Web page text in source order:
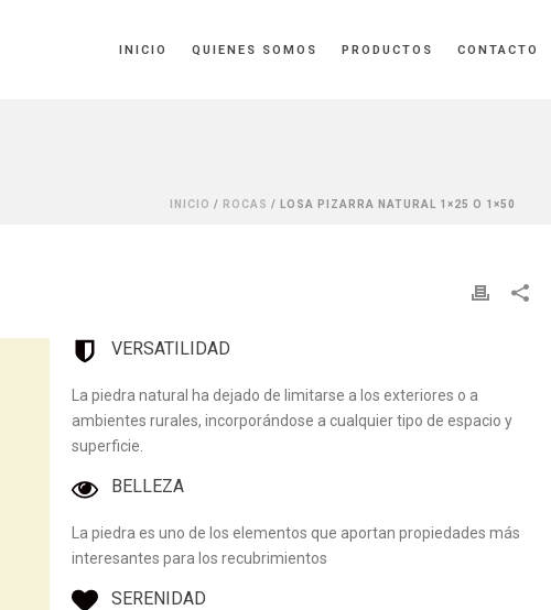
INICIO QUIENES SOMOS PRODUCTOS CONTACTO
INICIO / ROCAS / LOSA PIZARRA NATURAL 1×25 O 1×50
VERSATILIDAD
La piedra natural ha dejado de limitarse a los exteriores o a
ambientes rurales, incorporándose a cualquier tipo de espacio y
superficie.
BELLEZA
La piedra es uno de los elementos que aportan propiedades más
interesantes para los recubrimientos
SERENIDAD